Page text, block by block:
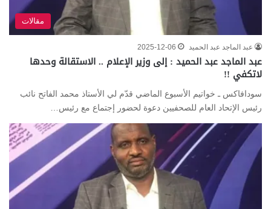
مقالات
عبد الماجد عبد الحميد 2025-12-06
عبد الماجد عبد الحميد : إلى وزير الإعلام .. الاستقالة وحدها
لاتكفي !!
سودافاكس ـ خواتيم الأسبوع الماضي قدّم لي الأستاذ محمد الفاتح نائب
رئيس الإتحاد العام للصحفيين دعوة لحضور إجتماع مع رئيس…